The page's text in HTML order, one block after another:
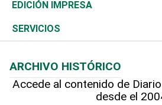
Resto del mundo
Global y variable
Economía personal
Novedades
Podcast Arte Libre
Hablando con el pediatra
Olimpismo
Más deportes
Noticiero Poteleche
Columnistas
Más firmas
Martes de tecnología
Cambio climático
Deportes
Opinión
Hecho en casa
EDICIÓN IMPRESA
SERVICIOS
Cumpleaños
ARCHIVO HISTÓRICO
Accede al contenido de
desde el